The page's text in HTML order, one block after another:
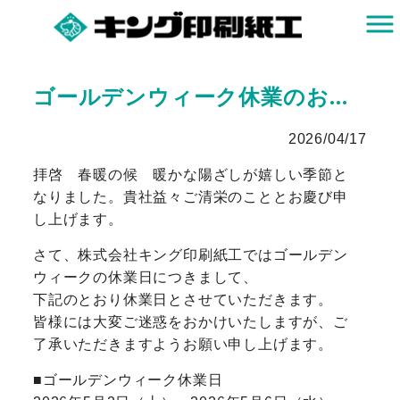
ゴールデンウィーク休業のお知らせ
2026/04/17
拝啓 春暖の候 暖かな陽ざしが嬉しい季節と
なりました。貴社益々ご清栄のこととお慶び申
し上げます。
さて、株式会社キング印刷紙工ではゴールデン
ウィークの休業日につきまして、
下記のとおり休業日とさせていただきます。
皆様には大変ご迷惑をおかけいたしますが、ご
了承いただきますようお願い申し上げます。
■ゴールデンウィーク休業日